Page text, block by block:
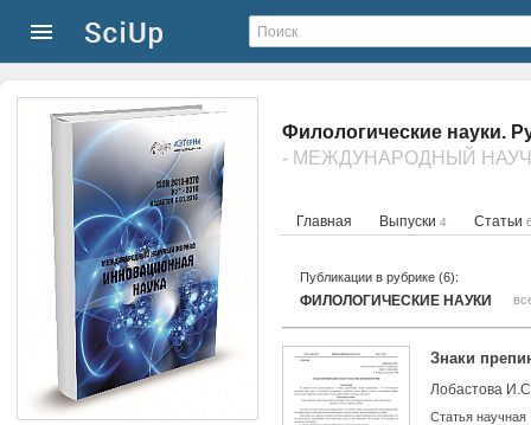
Филологические науки.
Главная Выпуски 4 Статьи
Публикации в рубрике (6):
ФИЛОЛОГИЧЕСКИЕ НАУКИ
Знаки
Лобастова
Статья научная